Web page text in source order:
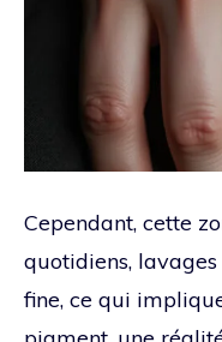
Cependant, cette
quotidiens,
fine, ce qui